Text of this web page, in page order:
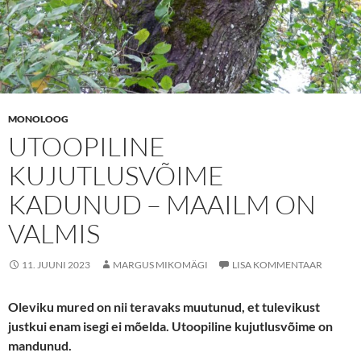
MONOLOOG
UTOOPILINE
KUJUTLUSVÕIME
KADUNUD – MAAILM ON
VALMIS
11. JUUNI 2023 MARGUS MIKOMÄGI LISA KOMMENTAAR
Oleviku mured on nii teravaks muutunud, et tulevikust
justkui enam isegi ei mõelda. Utoopiline kujutlusvõime on
mandunud.